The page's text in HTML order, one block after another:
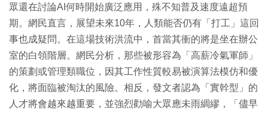
眾還在討論AI何時開始廣泛應用，殊不知普及速度遠超預
期。網民直言，展望未來10年，人類能否仍有「打工」這回
事也成疑問。在這場技術洪流中，首當其衝的將是坐在辦公
室的白領階層。網民分析，那些被形容為「高薪冷氣軍師」
的策劃或管理類職位，因其工作性質較易被演算法模仿和優
化，將面臨被淘汰的風險。相反，發文者認為「實幹型」的
人才將會越來越重要，並強烈勸喻大眾應未雨綢繆，「儘早